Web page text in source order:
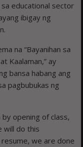
educational sector
ibigay ng
na “Bayanihan sa
Kaalaman,” ay
bansa habang ang
pagbubukas ng
by opening of class,
will do this
we are done